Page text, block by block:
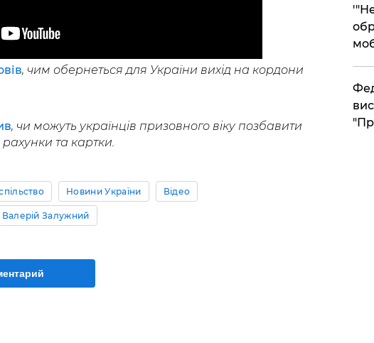
, чим обернеться для України вихід на кордони
, чи можуть українців призовного віку позбавити
та картки.
Новини України Відео
Валерій Залужний